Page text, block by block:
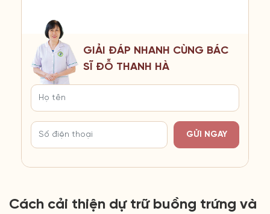
GIẢI ĐÁP NHANH CÙNG BÁC
SĨ ĐỖ THANH HÀ
GỬI NGAY
Cách cải thiện dự trữ buồng trứng và